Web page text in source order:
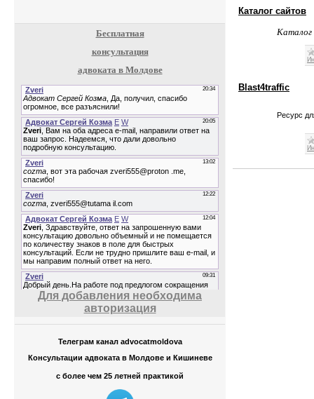
Бесплатная
консультация
адвоката в Молдове
Для добавления необходима
авторизация
Телеграм канал advocatmoldova
Консультации адвоката в Молдове и Кишиневе
с более чем 25 летней практикой
Каталог сайтов
Каталог
Blast4traffic
Ресурс